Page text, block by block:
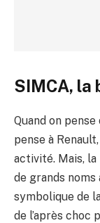
SIMCA, la
Quand on
pense à
activité. Mais,
de grands noms
symbolique de
de l’après choc